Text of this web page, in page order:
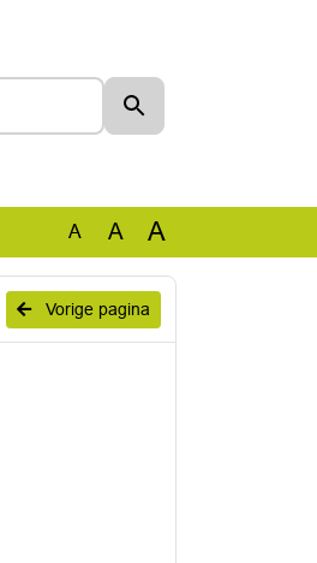
A A A
Vorige pagina